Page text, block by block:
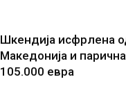
Шкендија исфрлена
Македонија и
105.000 евра